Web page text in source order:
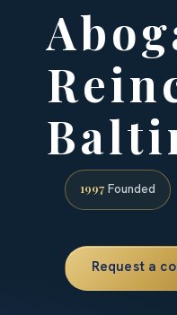
1997 Founded
Request a